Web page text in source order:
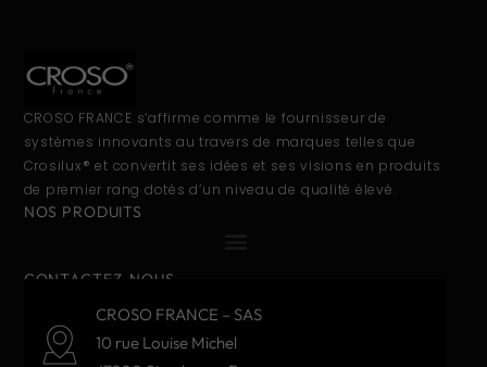
CROSO FRANCE s’affirme comme le fournisseur de
systèmes innovants au travers de marques telles que
Crosilux® et convertit ses idées et ses visions en produits
de premier rang dotés d’un niveau de qualité élevé.
NOS PRODUITS
CONTACTEZ-NOUS
CROSO FRANCE – SAS
10 rue Louise Michel